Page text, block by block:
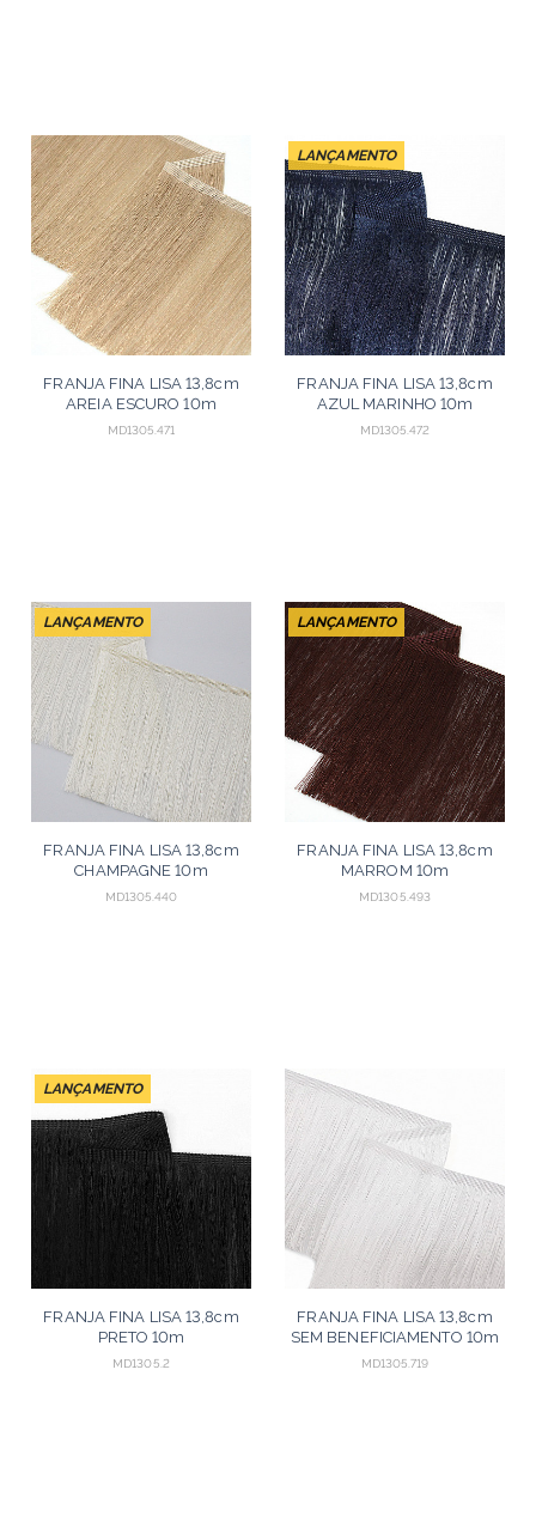
FRANJA FINA LISA 13,8cm
AREIA ESCURO 10m
MD1305.471
LANÇAMENTO
FRANJA FINA LISA 13,8cm
AZUL MARINHO 10m
MD1305.472
LANÇAMENTO
FRANJA FINA LISA 13,8cm
CHAMPAGNE 10m
MD1305.440
LANÇAMENTO
FRANJA FINA LISA 13,8cm
MARROM 10m
MD1305.493
LANÇAMENTO
FRANJA FINA LISA 13,8cm
PRETO 10m
MD1305.2
FRANJA FINA LISA 13,8cm
SEM BENEFICIAMENTO 10m
MD1305.719